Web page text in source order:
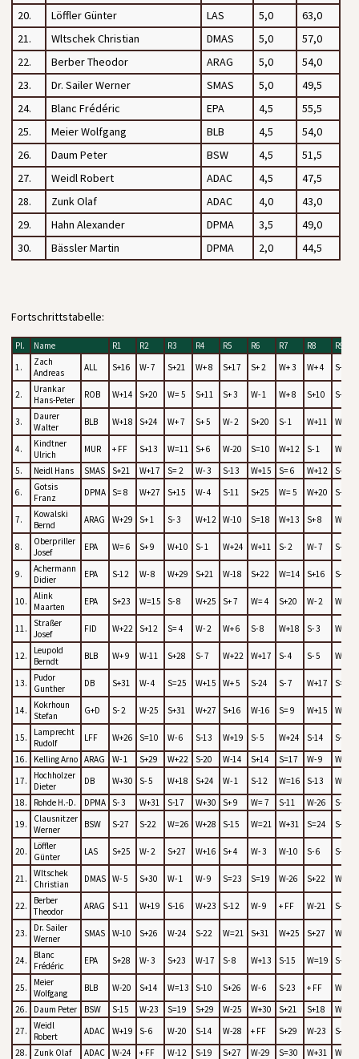
20.
Löffler Günter LAS 5,0
63,0
21.
Wltschek Christian DMAS 5,0
57,0
22.
Berber Theodor ARAG 5,0
54,0
23.
Dr. Sailer Werner SMAS 5,0
49,5
24.
Blanc Frédéric EPA 4,5
55,5
25.
Meier Wolfgang BLB 4,5
54,0
26.
Daum Peter BSW 4,5
51,5
27.
Weidl Robert ADAC 4,5
47,5
28.
Zunk Olaf ADAC 4,0
43,0
29.
Hahn Alexander DPMA 3,5
49,0
30.
Bässler Martin DPMA 2,0 44,5
Fortschrittstabelle:
Pl. Name R1 R2 R3 R4 R5 R6 R7 R8
R9
1.
Zach
Andreas
ALL S+16 W- 7 S+21 W+ 8 S+17 S+ 2 W+ 3 W+ 4 S+10
2.
Urankar
Hans-Peter
ROB W+14 S+20 W= 5 S+11 S+ 3 W- 1 W+ 8 S+10 S+ 7
3.
Daurer
Walter
BLB W+18 S+24 W+ 7 S+ 5 W- 2 S+20 S- 1 W+11 W+ 6
4.
Kindtner
Ulrich
MUR + FF S+13 W=11 S+ 6 W-20 S=10 W+12 S- 1
W+ 5
5.
Neidl Hans SMAS S+21 W+17 S= 2 W- 3 S-13 W+15 S= 6 W+12
S- 4
6.
Gotsis
Franz
DPMA S= 8 W+27 S+15 W- 4 S-11 S+25 W= 5 W+20 S- 3
7.
Kowalski
Bernd
ARAG W+29 S+ 1 S- 3 W+12 W-10 S=18 W+13 S+ 8 W- 2
8.
Oberpriller
Josef
EPA W= 6 S+ 9 W+10 S- 1 W+24 W+11 S- 2 W- 7 S-14
9.
Achermann
Didier
EPA S-12 W- 8 W+29 S+21 W-18 S+22 W=14 S+16 S+23
10.
Alink
Maarten
EPA S+23 W=15 S- 8 W+25 S+ 7 W= 4 S+20 W- 2 W- 1
11.
Straßer
Josef
FID W+22 S+12 S= 4 W- 2 W+ 6 S- 8 W+18 S- 3 W=13
12.
Leupold
Berndt
BLB W+ 9 W-11 S+28 S- 7 W+22 W+17 S- 4 S- 5 W-15
13.
Pudor
Gunther
DB S+31 W- 4 S=25 W+15 W+ 5 S-24 S- 7 W+17 S=11
14.
Kokrhoun
Stefan
G+D S- 2 W-25 S+31 W+27 S+16 W-16 S= 9 W+15 W+ 8
15.
Lamprecht
Rudolf
LFF W+26 S=10 W- 6 S-13 W+19 S- 5 W+24 S-14
S+12
16.
Kelling Arno ARAG W- 1 S+29 W+22 S-20 W-14 S+14 S=17 W- 9
W+18
17.
Hochholzer
Dieter
DB W+30 S- 5 W+18 S+24 W- 1 S-12 W=16 S-13
W-19
18.
Rohde H.-D. DPMA S- 3 W+31 S-17 W+30 S+ 9 W= 7 S-11 W-26
S-16
19.
Clausnitzer
Werner
BSW S-27 S-22 W=26 W+28 S-15 W=21 W+31 S=24 S+17
20.
Löffler
Günter
LAS S+25 W- 2 S+27 W+16 S+ 4 W- 3 W-10 S- 6 S+26
21.
Wltschek
Christian
DMAS W- 5 S+30 W- 1 W- 9 S=23 S=19 W-26 S+22 W+29
22.
Berber
Theodor
ARAG S-11 W+19 S-16 W+23 S-12 W- 9 + FF W-21 S+28
23.
Dr. Sailer
Werner
SMAS W-10 S+26 W-24 S-22 W=21 S+31 W+25 S+27 W- 9
24.
Blanc
Frédéric
EPA S+28 W- 3 S+23 W-17 S- 8 W+13 S-15 W=19 S-25
25.
Meier
Wolfgang
BLB W-20 S+14 W=13 S-10 S+26 W- 6 S-23 + FF
W+24
26.
Daum Peter BSW S-15 W-23 S=19 S+29 W-25 W+30 S+21 S+18
W-20
27.
Weidl
Robert
ADAC W+19 S- 6 W-20 S-14 W-28 + FF S+29 W-23
S+30
28.
Zunk Olaf ADAC W-24 + FF W-12 S-19 S+27 W-29 S=30 W+31
W-22